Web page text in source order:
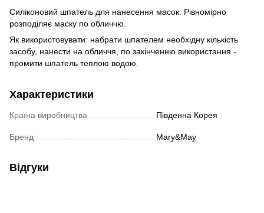
Силіконовий шпатель для нанесення масок. Рівномірно
розподіляє маску по обличчю.
Як використовувати: набрати шпателем необхідну кількість
засобу, нанести на обличчя, по закінченню використання -
промити шпатель теплою водою.
Характеристики
Країна виробництва Південна Корея
Бренд Mary&May
Відгуки